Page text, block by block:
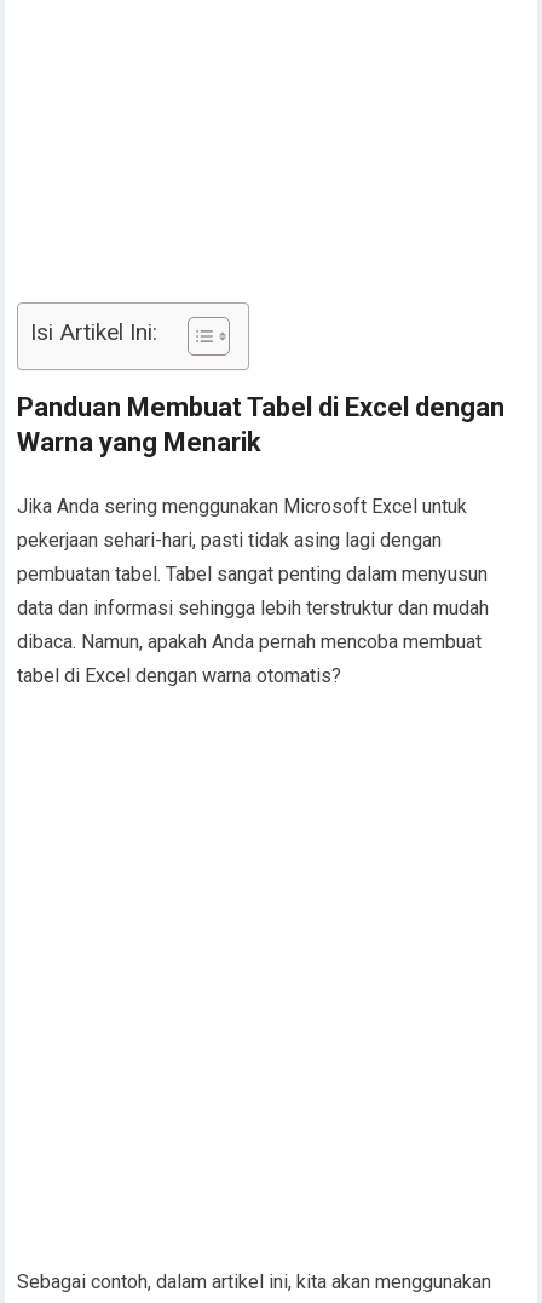
Isi Artikel Ini:
Panduan Membuat Tabel di Excel dengan
Warna yang Menarik
Jika Anda sering menggunakan Microsoft Excel untuk
pekerjaan sehari-hari, pasti tidak asing lagi dengan
pembuatan tabel. Tabel sangat penting dalam menyusun
data dan informasi sehingga lebih terstruktur dan mudah
dibaca. Namun, apakah Anda pernah mencoba membuat
tabel di Excel dengan warna otomatis?
Sebagai contoh, dalam artikel ini, kita akan menggunakan